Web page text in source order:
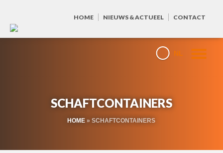
HOME NIEUWS & ACTUEEL CONTACT
NL
SCHAFTCONTAINERS
HOME »SCHAFTCONTAINERS